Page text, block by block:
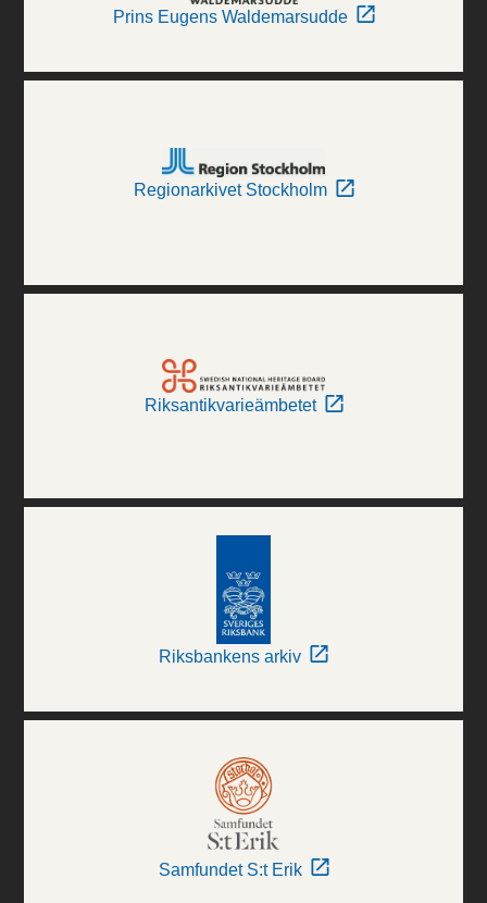
Prins Eugens Waldemarsudde
Regionarkivet Stockholm
Riksantikvarieämbetet
Riksbankens arkiv
Samfundet S:t Erik